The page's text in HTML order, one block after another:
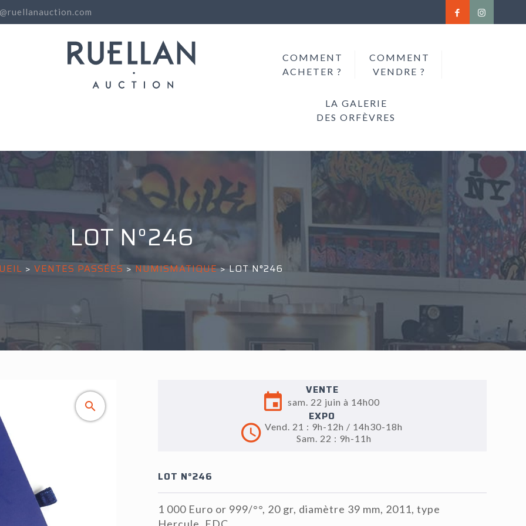
COMMENT
ACHETER ?
COMMENT
VENDRE ?
LA GALERIE
DES ORFÈVRES
LOT N°246
> VENTES PASSÉES>NUMISMATIQUE>LOT N°246
VENTE
sam. 22 juin à 14h00
EXPO
Vend. 21 : 9h-12h / 14h30-18h
Sam. 22 : 9h-11h
LOT N°246
1 000 Euro or 999/°°, 20 gr, diamètre 39 mm, 2011, type